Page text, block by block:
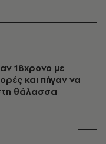
18χρονο με
και πήγαν να
θάλασσα